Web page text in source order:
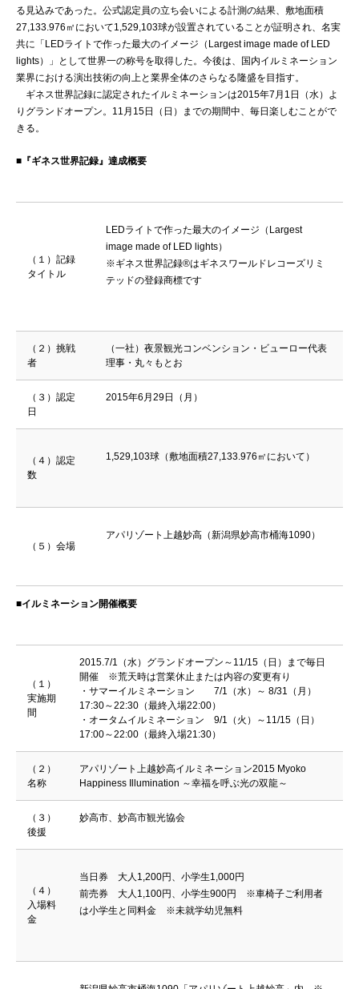
る見込みであった。公式認定員の立ち会いによる計測の結果、敷地面積
27,133.976㎡において1,529,103球が設置されていることが証明され、名実
共に「LEDライトで作った最大のイメージ（Largest image made of LED
lights）」として世界一の称号を取得した。今後は、国内イルミネーション
業界における演出技術の向上と業界全体のさらなる隆盛を目指す。
ギネス世界記録に認定されたイルミネーションは2015年7月1日（水）よ
りグランドオープン。11月15日（日）までの期間中、毎日楽しむことがで
きる。
■『ギネス世界記録』達成概要
（１）記録
タイトル
LEDライトで作った最大のイメージ（Largest
image made of LED lights）
※ギネス世界記録®はギネスワールドレコーズリミ
テッドの登録商標です
（２）挑戦
者
（一社）夜景観光コンベンション・ビューロー代表
理事・丸々もとお
（３）認定
日
2015年6月29日（月）
（４）認定
数
1,529,103球（敷地面積27,133.976㎡において）
（５）会場
アパリゾート上越妙高（新潟県妙高市桶海1090）
■イルミネーション開催概要
（１）
実施期
間
2015.7/1（水）グランドオープン～11/15（日）まで毎日
開催 ※荒天時は営業休止または内容の変更有り
・サマーイルミネーション 7/1（水）～ 8/31（月）
17:30～22:30（最終入場22:00）
・オータムイルミネーション 9/1（火）～11/15（日）
17:00～22:00（最終入場21:30）
（２）
名称
アパリゾート上越妙高イルミネーション2015 Myoko
Happiness Illumination ～幸福を呼ぶ光の双龍～
（３）
後援
妙高市、妙高市観光協会
（４）
入場料
金
当日券 大人1,200円、小学生1,000円
前売券 大人1,100円、小学生900円 ※車椅子ご利用者
は小学生と同料金 ※未就学幼児無料